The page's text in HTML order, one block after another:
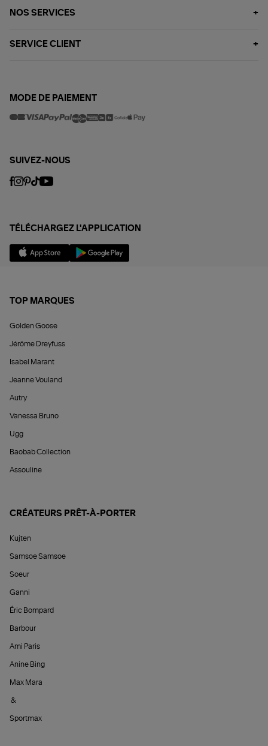
NOS SERVICES
SERVICE CLIENT
MODE DE PAIEMENT
SUIVEZ-NOUS
TÉLÉCHARGEZ L'APPLICATION
TOP MARQUES
Golden Goose
Jérôme Dreyfuss
Isabel Marant
Jeanne Vouland
Autry
Vanessa Bruno
Ugg
Baobab Collection
Assouline
CRÉATEURS PRÊT-À-PORTER
Kujten
Samsoe Samsoe
Soeur
Ganni
Éric Bompard
Barbour
Ami Paris
Anine Bing
Max Mara
&
Sportmax